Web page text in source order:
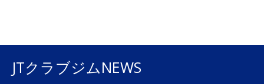
JTクラブジムNEWS